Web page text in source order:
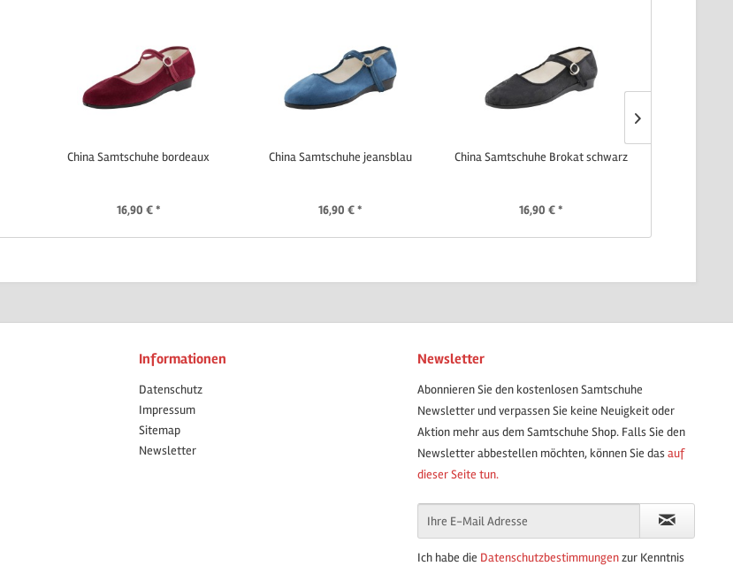
China Samtschuhe bordeaux
16,90 € *
China Samtschuhe jeansblau
16,90 € *
China Samtschuhe Brokat schwarz
16,90 € *
Informationen
Datenschutz
Impressum
Sitemap
Newsletter
Newsletter
Abonnieren Sie den kostenlosen Samtschuhe
Newsletter und verpassen Sie keine Neuigkeit oder
Aktion mehr aus dem Samtschuhe Shop. Falls Sie den
Newsletter abbestellen möchten, können Sie dasauf
dieser Seite tun.
Ich habe die Datenschutzbestimmungenzur Kenntnis